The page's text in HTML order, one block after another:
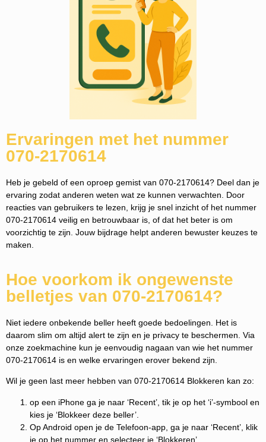
Ervaringen met het nummer
070-2170614
Heb je gebeld of een oproep gemist van 070-2170614? Deel dan je
ervaring zodat anderen weten wat ze kunnen verwachten. Door
reacties van gebruikers te lezen, krijg je snel inzicht of het nummer
070-2170614 veilig en betrouwbaar is, of dat het beter is om
voorzichtig te zijn. Jouw bijdrage helpt anderen bewuster keuzes te
maken.
Hoe voorkom ik ongewenste
belletjes van 070-2170614?
Niet iedere onbekende beller heeft goede bedoelingen. Het is
daarom slim om altijd alert te zijn en je privacy te beschermen. Via
onze zoekmachine kun je eenvoudig nagaan van wie het nummer
070-2170614 is en welke ervaringen erover bekend zijn.
Wil je geen last meer hebben van 070-2170614 Blokkeren kan zo:
op een iPhone ga je naar ‘Recent’, tik je op het ‘i’-symbool en
kies je ‘Blokkeer deze beller’.
Op Android open je de Telefoon-app, ga je naar ‘Recent’, klik
je op het nummer en selecteer je ‘Blokkeren’.